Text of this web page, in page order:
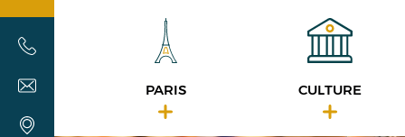
PARIS CULTURE